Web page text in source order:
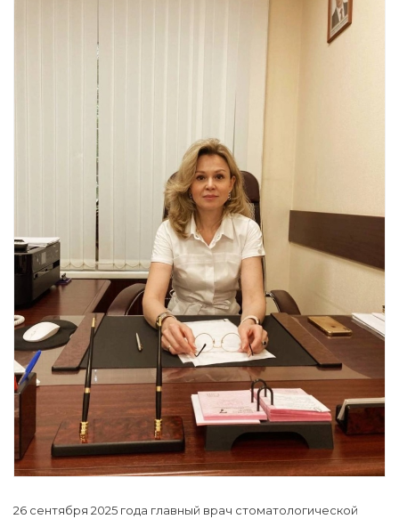
26 сентября 2025 года главный врач стоматологической